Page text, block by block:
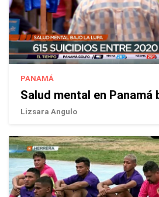
PANAMÁ
Salud mental en Panamá
Lizsara Angulo